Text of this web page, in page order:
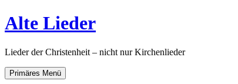
Zum
Inhalt
Alte Lieder
Lieder der Christenheit – nicht nur Kirchenlieder
Primäres Menü